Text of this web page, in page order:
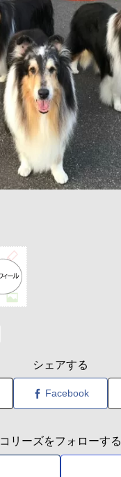
シェアする
Facebook
コリーズをフォローする